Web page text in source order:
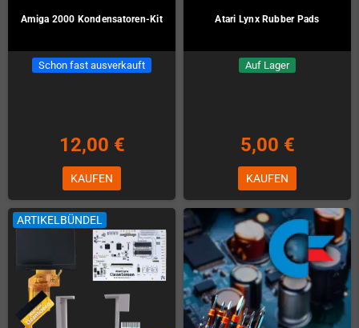
Amiga 2000 Kondensatoren-Kit
Schon fast ausverkauft
12,00 €
KAUFEN
Atari Lynx Rubber Pads
Auf Lager
5,00 €
KAUFEN
ARTIKELBÜNDEL